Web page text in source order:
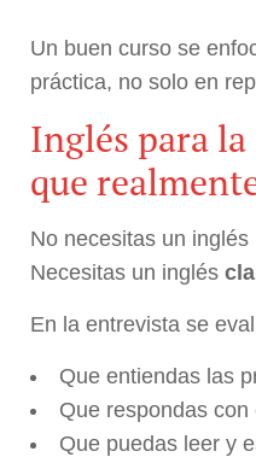
Un buen curso se
práctica, no solo en
Inglés para
que
No necesitas un inglés
Necesitas un inglés
En la entrevista se
Que entiendas las
Que respondas con
Que puedas leer y